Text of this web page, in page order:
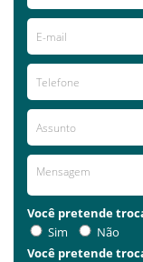
Você pretende
Sim
Não
Você pretende